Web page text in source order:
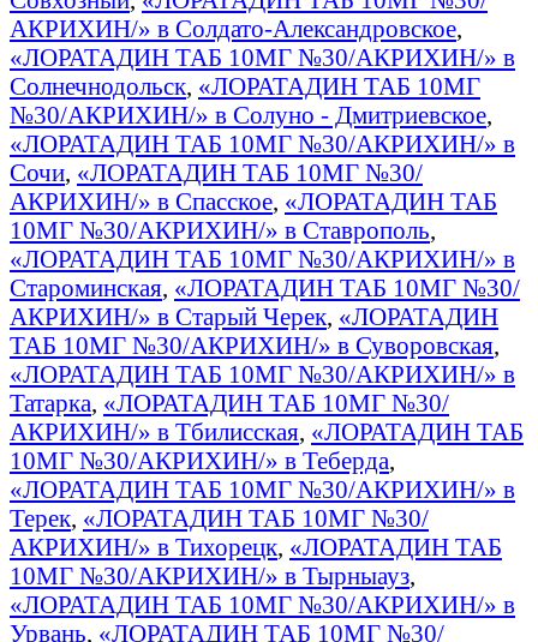
АКРИХИН/» в Солдато-Александровское,
«ЛОРАТАДИН ТАБ 10МГ №30/АКРИХИН/» в
Солнечнодольск, «ЛОРАТАДИН ТАБ 10МГ
№30/АКРИХИН/» в Солуно - Дмитриевское,
«ЛОРАТАДИН ТАБ 10МГ №30/АКРИХИН/» в
Сочи, «ЛОРАТАДИН ТАБ 10МГ №30/
АКРИХИН/» в Спасское, «ЛОРАТАДИН ТАБ
10МГ №30/АКРИХИН/» в Ставрополь,
«ЛОРАТАДИН ТАБ 10МГ №30/АКРИХИН/» в
Староминская, «ЛОРАТАДИН ТАБ 10МГ №30/
АКРИХИН/» в Старый Черек, «ЛОРАТАДИН
ТАБ 10МГ №30/АКРИХИН/» в Суворовская,
«ЛОРАТАДИН ТАБ 10МГ №30/АКРИХИН/» в
Татарка, «ЛОРАТАДИН ТАБ 10МГ №30/
АКРИХИН/» в Тбилисская, «ЛОРАТАДИН ТАБ
10МГ №30/АКРИХИН/» в Теберда,
«ЛОРАТАДИН ТАБ 10МГ №30/АКРИХИН/» в
Терек, «ЛОРАТАДИН ТАБ 10МГ №30/
АКРИХИН/» в Тихорецк, «ЛОРАТАДИН ТАБ
10МГ №30/АКРИХИН/» в Тырныауз,
«ЛОРАТАДИН ТАБ 10МГ №30/АКРИХИН/» в
Урвань, «ЛОРАТАДИН ТАБ 10МГ №30/